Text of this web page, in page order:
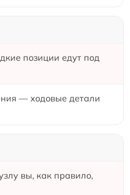
позиции едут под
— ходовые детали
вы, как правило,